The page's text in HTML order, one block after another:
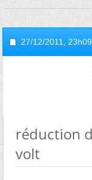
27/12/2011, 23h09
réduction
volt